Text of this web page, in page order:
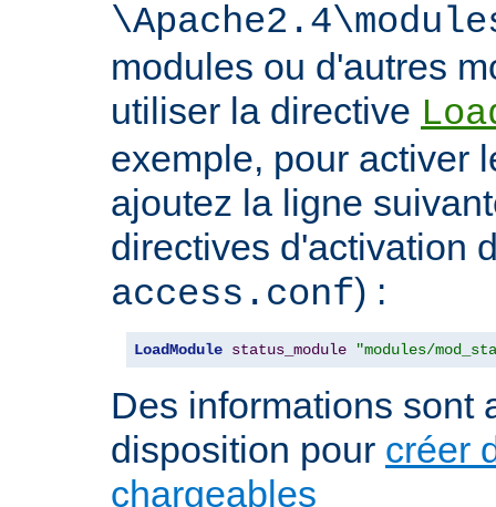
modules ou d'autres
utiliser la directive
exemple, pour activer
ajoutez la ligne
directives d'activation
access.conf) :
LoadModule status_module "modules/
Des informations sont
disposition pour créer
chargeables